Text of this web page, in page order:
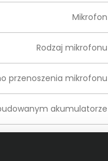
Mikrofon
Rodzaj mikrofonu
przenoszenia mikrofonu
akumulatorze